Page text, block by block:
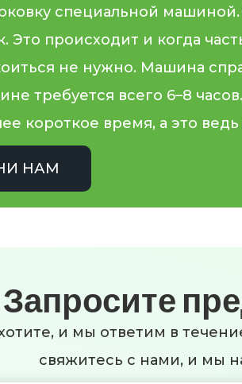
специальной
Это происходит и когда
не нужно. Машина
требуется всего 6–8
короткое время, а это ведь
НАМ
Запросите
и мы ответим в
свяжитесь с нами, и мы